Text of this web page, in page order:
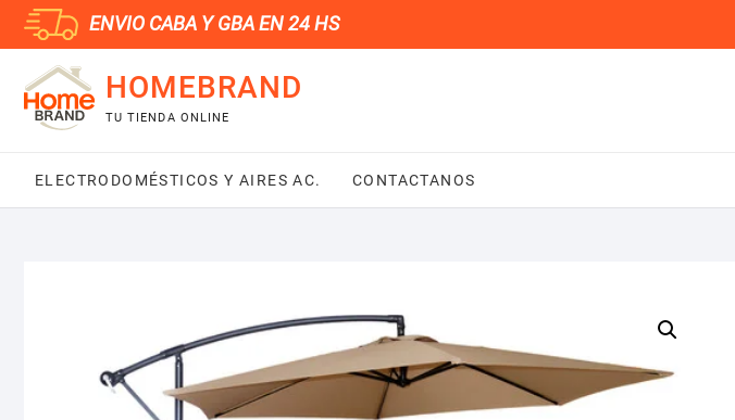
Saltar
contenido
ENVIO CABA Y GBA EN 24 HS
HOMEBRAND
TU TIENDA ONLINE
ELECTRODOMÉSTICOS Y AIRES AC. CONTACTANOS